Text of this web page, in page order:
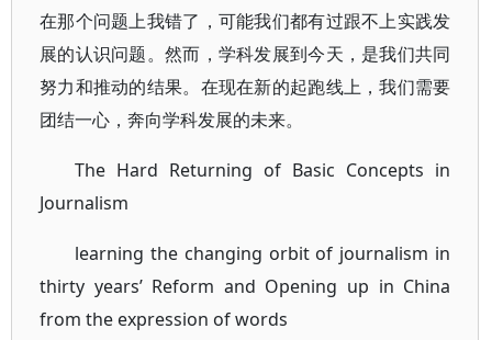
在那个问题上我错了，可能我们都有过跟不上实践发
展的认识问题。然而，学科发展到今天，是我们共同
努力和推动的结果。在现在新的起跑线上，我们需要
团结一心，奔向学科发展的未来。
The Hard Returning of Basic Concepts in
Journalism
learning the changing orbit of journalism in
thirty years’ Reform and Opening up in China
from the expression of words